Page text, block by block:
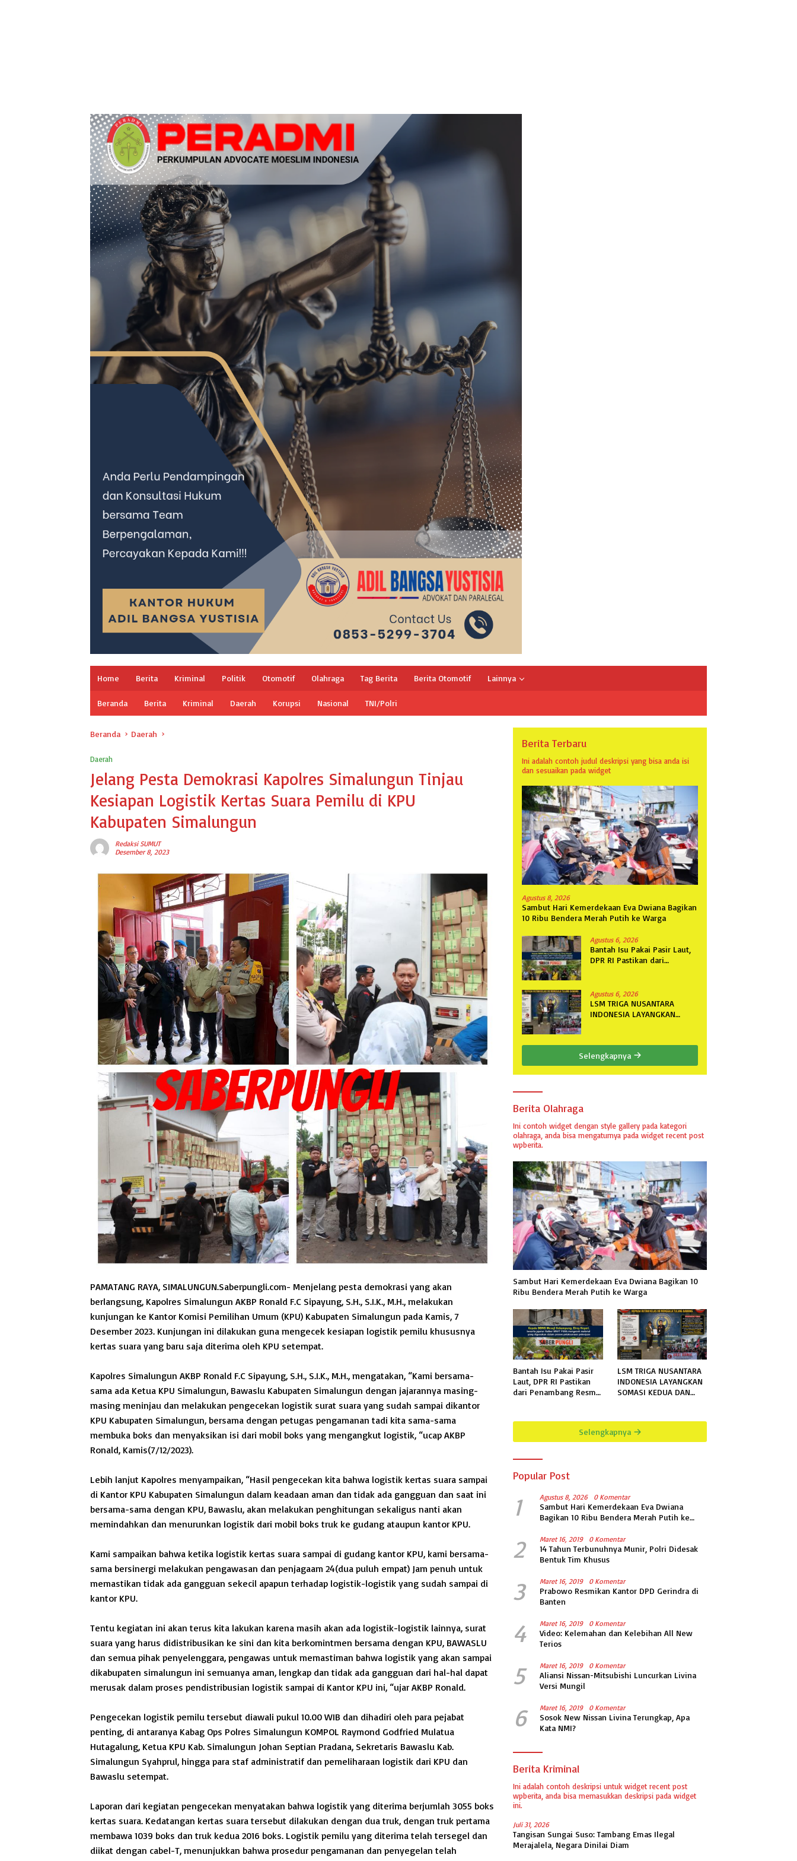
Home Berita Kriminal Politik Otomotif Olahraga Tag Berita Berita Otomotif Lainnya
Beranda Berita Kriminal Daerah Korupsi Nasional TNI/Polri
Beranda Daerah
Daerah
Jelang Pesta Demokrasi Kapolres Simalungun Tinjau
Kesiapan Logistik Kertas Suara Pemilu di KPU
Kabupaten Simalungun
Redaksi SUMUT
Desember 8, 2023
PAMATANG RAYA, SIMALUNGUN.Saberpungli.com- Menjelang pesta demokrasi yang akan
berlangsung, Kapolres Simalungun AKBP Ronald F.C Sipayung, S.H., S.I.K., M.H., melakukan
kunjungan ke Kantor Komisi Pemilihan Umum (KPU) Kabupaten Simalungun pada Kamis, 7
Desember 2023. Kunjungan ini dilakukan guna mengecek kesiapan logistik pemilu khususnya
kertas suara yang baru saja diterima oleh KPU setempat.
Kapolres Simalungun AKBP Ronald F.C Sipayung, S.H., S.I.K., M.H., mengatakan, “Kami bersama-
sama ada Ketua KPU Simalungun, Bawaslu Kabupaten Simalungun dengan jajarannya masing-
masing meninjau dan melakukan pengecekan logistik surat suara yang sudah sampai dikantor
KPU Kabupaten Simalungun, bersama dengan petugas pengamanan tadi kita sama-sama
membuka boks dan menyaksikan isi dari mobil boks yang mengangkut logistik, “ucap AKBP
Ronald, Kamis(7/12/2023).
Lebih lanjut Kapolres menyampaikan, “Hasil pengecekan kita bahwa logistik kertas suara sampai
di Kantor KPU Kabupaten Simalungun dalam keadaan aman dan tidak ada gangguan dan saat ini
bersama-sama dengan KPU, Bawaslu, akan melakukan penghitungan sekaligus nanti akan
memindahkan dan menurunkan logistik dari mobil boks truk ke gudang ataupun kantor KPU.
Kami sampaikan bahwa ketika logistik kertas suara sampai di gudang kantor KPU, kami bersama-
sama bersinergi melakukan pengawasan dan penjagaam 24(dua puluh empat) Jam penuh untuk
memastikan tidak ada gangguan sekecil apapun terhadap logistik-logistik yang sudah sampai di
kantor KPU.
Tentu kegiatan ini akan terus kita lakukan karena masih akan ada logistik-logistik lainnya, surat
suara yang harus didistribusikan ke sini dan kita berkomintmen bersama dengan KPU, BAWASLU
dan semua pihak penyelenggara, pengawas untuk memastiman bahwa logistik yang akan sampai
dikabupaten simalungun ini semuanya aman, lengkap dan tidak ada gangguan dari hal-hal dapat
merusak dalam proses pendistribusian logistik sampai di Kantor KPU ini, “ujar AKBP Ronald.
Pengecekan logistik pemilu tersebut diawali pukul 10.00 WIB dan dihadiri oleh para pejabat
penting, di antaranya Kabag Ops Polres Simalungun KOMPOL Raymond Godfried Mulatua
Hutagalung, Ketua KPU Kab. Simalungun Johan Septian Pradana, Sekretaris Bawaslu Kab.
Simalungun Syahprul, hingga para staf administratif dan pemeliharaan logistik dari KPU dan
Bawaslu setempat.
Laporan dari kegiatan pengecekan menyatakan bahwa logistik yang diterima berjumlah 3055 boks
kertas suara. Kedatangan kertas suara tersebut dilakukan dengan dua truk, dengan truk pertama
membawa 1039 boks dan truk kedua 2016 boks. Logistik pemilu yang diterima telah tersegel dan
diikat dengan cabel-T, menunjukkan bahwa prosedur pengamanan dan penyegelan telah
Berita Terbaru
Ini adalah contoh judul deskripsi yang bisa anda isi
dan sesuaikan pada widget
Agustus 8, 2026
Sambut Hari Kemerdekaan Eva Dwiana Bagikan
10 Ribu Bendera Merah Putih ke Warga
Agustus 6, 2026
Bantah Isu Pakai Pasir Laut,
DPR RI Pastikan dari
Sejati Sudah Sesuai
Spesifikasi
Agustus 6, 2026
LSM TRIGA NUSANTARA
INDONESIA LAYANGKAN
KELAS IIB MENGGALA TERKAIT
PERMOHONAN INFORMASI
PUBLIK
Selengkapnya
Berita Olahraga
Ini contoh widget dengan style gallery pada kategori
olahraga, anda bisa mengaturnya pada widget recent post
wpberita.
Sambut Hari Kemerdekaan Eva Dwiana Bagikan 10
Ribu Bendera Merah Putih ke Warga
Bantah Isu Pakai Pasir
Laut, DPR RI Pastikan
dari Penambang Resmi,
Sudah Sesuai
LSM TRIGA NUSANTARA
INDONESIA LAYANGKAN
SOMASI KEDUA DAN
MENGGALA TERKAIT
PERMOHONAN
Selengkapnya
Popular Post
1 Agustus 8, 2026 0 Komentar
Sambut Hari Kemerdekaan Eva Dwiana
Bagikan 10 Ribu Bendera Merah Putih ke
2 Maret 16, 2019 0 Komentar
14 Tahun Terbunuhnya Munir, Polri Didesak
Bentuk Tim Khusus
3 Maret 16, 2019 0 Komentar
Prabowo Resmikan Kantor DPD Gerindra di
Banten
4 Maret 16, 2019 0 Komentar
Video: Kelemahan dan Kelebihan All New
Terios
5 Maret 16, 2019 0 Komentar
Aliansi Nissan-Mitsubishi Luncurkan Livina
Versi Mungil
6 Maret 16, 2019 0 Komentar
Sosok New Nissan Livina Terungkap, Apa
Kata NMI?
Berita Kriminal
Ini adalah contoh deskripsi untuk widget recent post
wpberita, anda bisa memasukkan deskripsi pada widget
ini.
Juli 31, 2026
Tangisan Sungai Suso: Tambang Emas Ilegal
Merajalela, Negara Dinilai Diam